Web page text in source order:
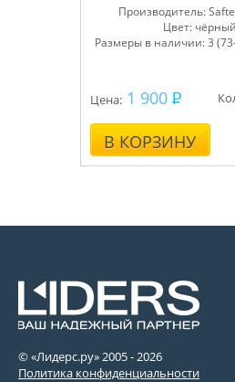
Производитель:
Цвет:чёрный
Размеры в наличии:3
Цена: 1 900
В КОРЗИНУ
© «Лидерс.ру» 2005 -2026
Политика конфиденциальности